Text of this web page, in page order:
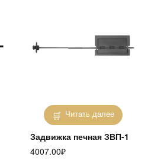
Читать далее
Задвижка печная ЗВП-1
4007.00₽